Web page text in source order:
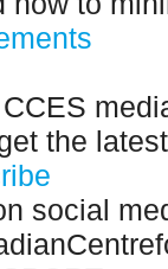
the
social